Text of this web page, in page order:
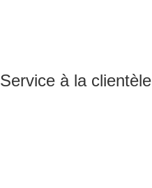
Service à la clientèle